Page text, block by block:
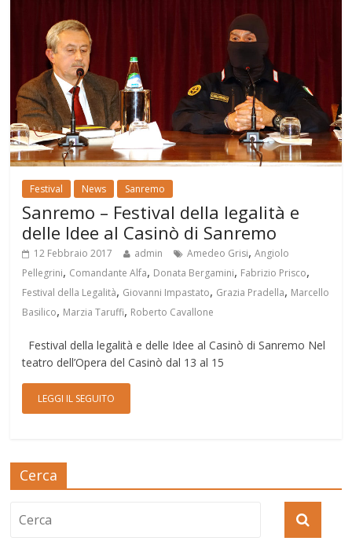
Festival News Sanremo
Sanremo – Festival della legalità e
delle Idee al Casinò di Sanremo
12 Febbraio 2017 admin Amedeo Grisi,Angiolo
Pellegrini, Comandante Alfa, Donata Bergamini, Fabrizio Prisco,
Festival della Legalità, Giovanni Impastato, Grazia Pradella, Marcello
Basilico, Marzia Taruffi, Roberto Cavallone
Festival della legalità e delle Idee al Casinò di Sanremo Nel
teatro dell’Opera del Casinò dal 13 al 15
LEGGI IL SEGUITO
Cerca